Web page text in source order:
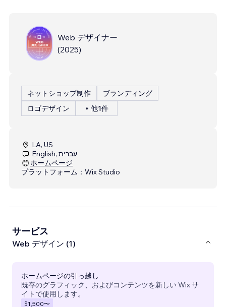
Web デザイナー
(2025)
ネットショップ制作
ブランディング
ロゴデザイン
+ 他1件
LA, US
English, עברית
ホームページ
プラットフォーム： Wix Studio
サービス
Web デザイン (1)
ホームページの引っ越し
既存のグラフィック、およびコンテンツを新しい Wix サ
イトで使用します。
$1,500〜